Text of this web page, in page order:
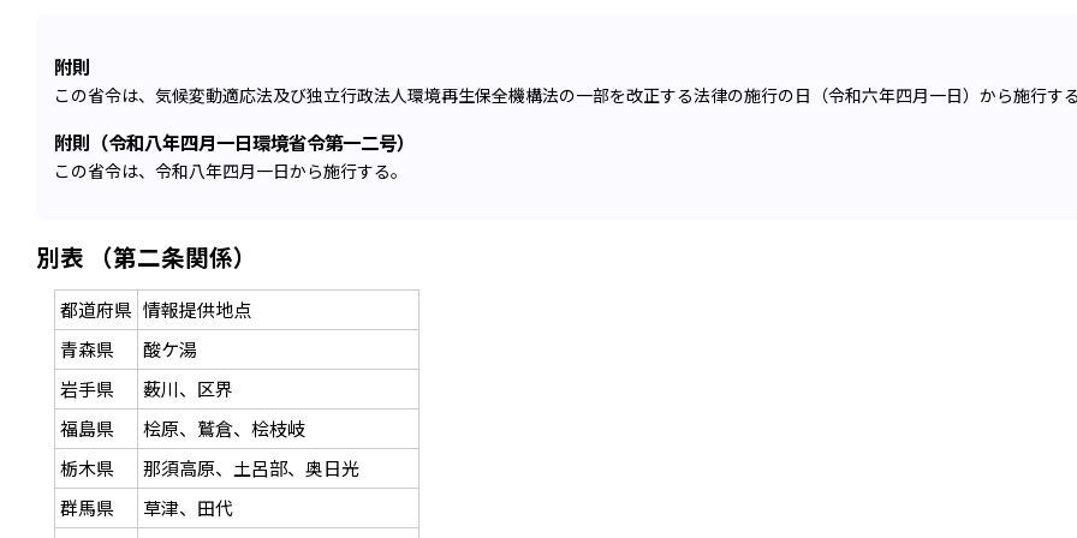
附則
この省令は、気候変動適応法及び独立行政法人環境再生保全機構法の一部を改正する法律の施行の日（令和六年四月一日）から施行す
附則（令和八年四月一日環境省令第一二号）
この省令は、令和八年四月一日から施行する。
別表 （第二条関係）
都道府県 情報提供地点
青森県
酸ケ湯
岩手県
薮川、区界
福島県
桧原、鷲倉、桧枝岐
栃木県
那須高原、土呂部、奥日光
群馬県
草津、田代